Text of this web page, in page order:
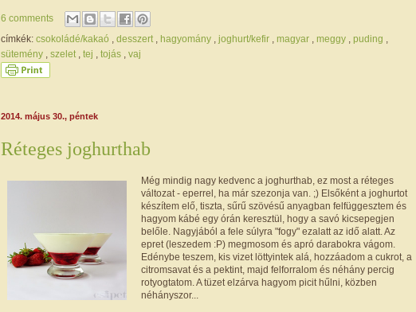
6 comments
címkék: csokoládé/kakaó desszert hagyomány joghurt/kefir magyar meggy puding
sütemény
szelet tej tojás vaj
2014. május 30., péntek
Réteges joghurthab
Még mindig nagy kedvenc a joghurthab, ez most a réteges
változat - eperrel, ha már szezonja van. ;) Elsőként a joghurtot
készítem elő, tiszta, sűrű szövésű anyagban felfüggesztem és
hagyom kábé egy órán keresztül, hogy a savó kicsepegjen
belőle. Nagyjából a fele súlyra "fogy" ezalatt az idő alatt. Az
epret (leszedem :P) megmosom és apró darabokra vágom.
Edénybe teszem, kis vizet löttyintek alá, hozzáadom a cukrot, a
citromsavat és a pektint, majd felforralom és néhány percig
rotyogtatom. A tüzet elzárva hagyom picit hűlni, közben
néhányszor...